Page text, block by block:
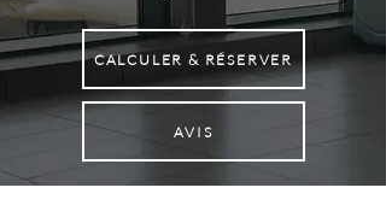
CALCULER & RÉSERVER
AVIS